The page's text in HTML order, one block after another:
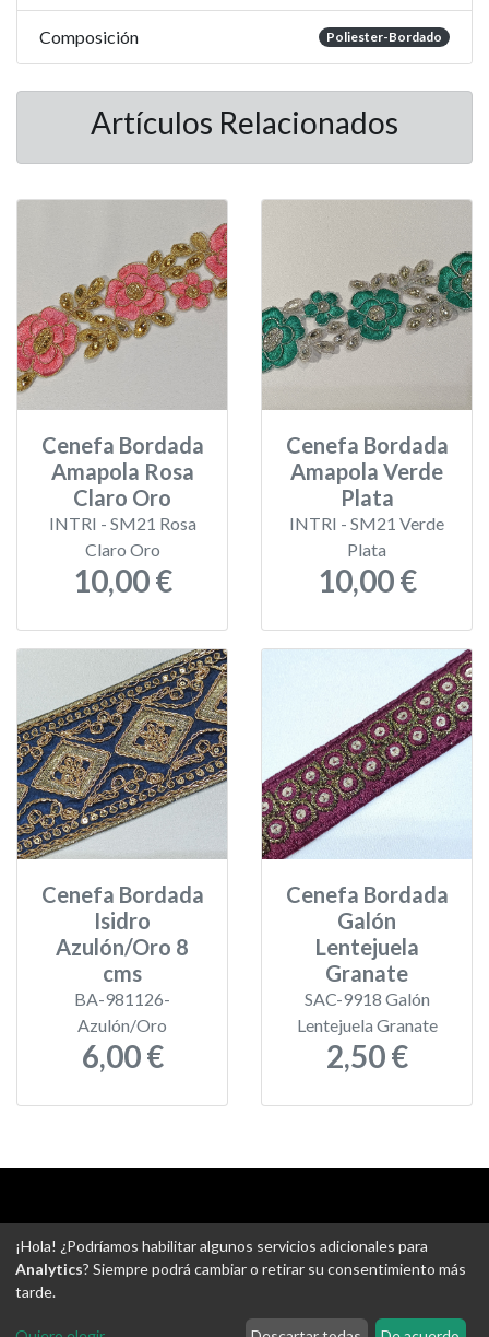
Composición Poliester-Bordado
Artículos Relacionados
Cenefa Bordada
Amapola Rosa
Claro Oro
INTRI - SM21 Rosa
Claro Oro
10,00 €
Cenefa Bordada
Amapola Verde
Plata
INTRI - SM21 Verde
Plata
10,00 €
Cenefa Bordada
Isidro
Azulón/Oro 8
cms
BA-981126-
Azulón/Oro
6,00 €
Cenefa Bordada
Galón
Lentejuela
Granate
SAC-9918 Galón
Lentejuela Granate
2,50 €
-Gastos de envío-Uso de cookies-Ajustes de Cookies
¡Hola! ¿Podríamos habilitar algunos servicios adicionales para
Analytics? Siempre podrá cambiar o retirar su consentimiento más
tarde.